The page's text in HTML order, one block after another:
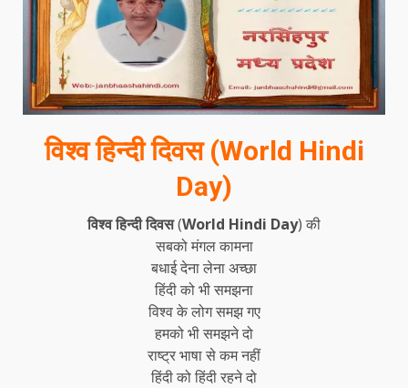
विश्व हिन्दी दिवस (World Hindi
Day)
विश्व हिन्दी दिवस(World Hindi Day) की
सबको मंगल कामना
बधाई देना लेना अच्छा
हिंदी को भी समझना
विश्व के लोग समझ गए
हमको भी समझने दो
राष्ट्र भाषा से कम नहीं
हिंदी को हिंदी रहने दो